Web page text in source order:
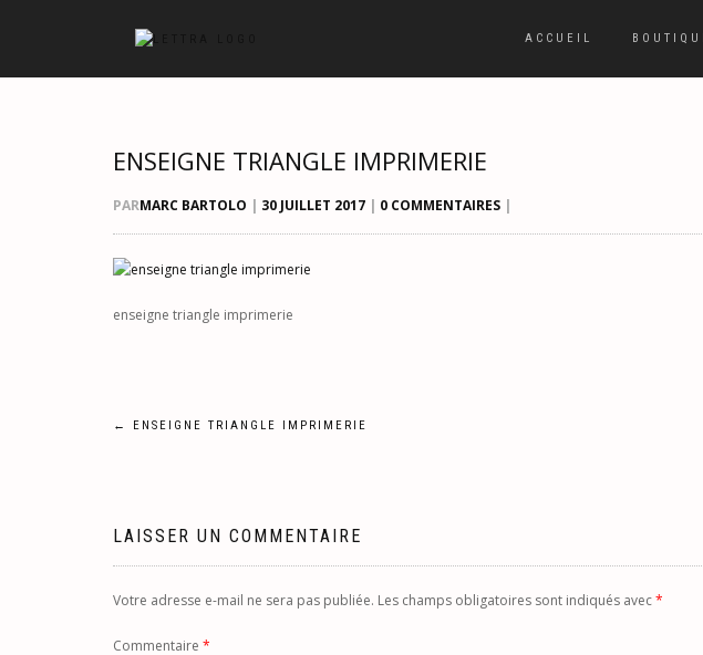
ACCUEIL
ENSEIGNE TRIANGLE IMPRIMERIE
PARMARC BARTOLO | 30 JUILLET 2017 | 0 COMMENTAIRES |
enseigne triangle imprimerie
Navigation
l’article
← ENSEIGNE TRIANGLE IMPRIMERIE
LAISSER UN COMMENTAIRE
Votre adresse e-mail ne sera pas publiée. Les champs obligatoires sont indiqués avec*
Commentaire *